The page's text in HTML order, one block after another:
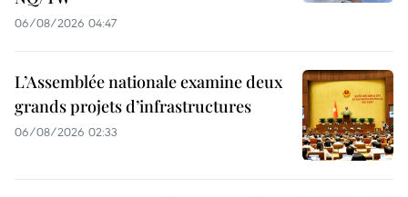
06/08/2026 04:47
L’Assemblée nationale examine deux
grands projets d’infrastructures
06/08/2026 02:33